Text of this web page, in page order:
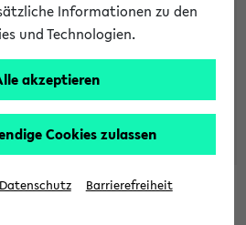
aus und/oder geben Sie einen
Informationen zu den
und Technologien.
akzeptieren
Cookies zulassen
Datenschutz Barrierefreiheit